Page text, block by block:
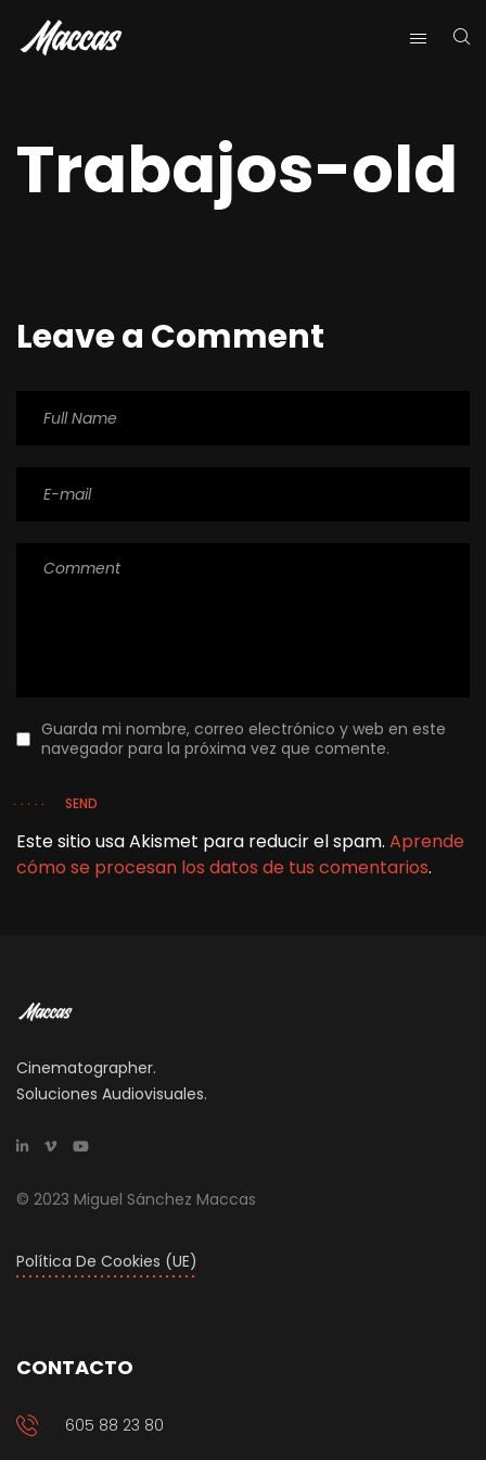
Trabajos-old
Leave a Comment
Guarda mi nombre, correo electrónico y web en este
navegador para la próxima vez que comente.
SEND
Este sitio usa Akismet para reducir el spam. Aprende
cómo se procesan los datos de tus comentarios.
Cinematographer.
Soluciones Audiovisuales.
© 2023 Miguel Sánchez Maccas
Política De Cookies (UE)
CONTACTO
605 88 23 80